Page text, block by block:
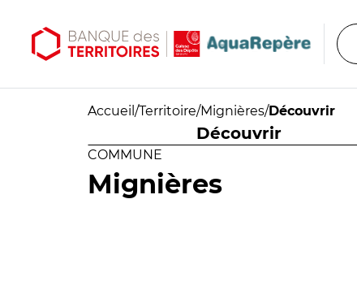
Accueil /Territoire/Mignières/Découvrir
Découvrir
COMMUNE
Mignières